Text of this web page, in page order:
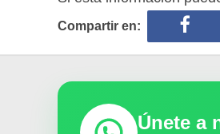
Compartir en:
Únete a